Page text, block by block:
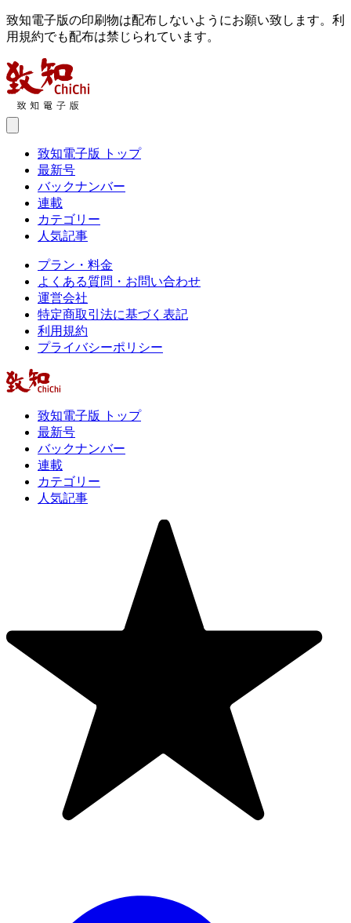
致知電子版の印刷物は配布しないようにお願い致します。利
用規約でも配布は禁じられています。
致知電子版 トップ
最新号
バックナンバー
連載
カテゴリー
人気記事
プラン・料金
よくある質問・お問い合わせ
運営会社
特定商取引法に基づく表記
利用規約
プライバシーポリシー
致知電子版 トップ
最新号
バックナンバー
連載
カテゴリー
人気記事